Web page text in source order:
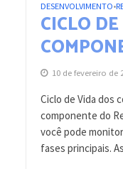
DESENVOLVIMENTO•
CICLO
10 de fevereiro de
Ciclo de Vida dos
componente do
você pode
fases principais.